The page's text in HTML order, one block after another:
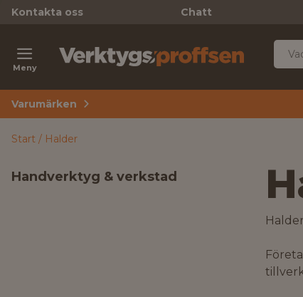
Kontakta oss Chatt
Meny
Varumärken
Start Halder
Handverktyg & verkstad